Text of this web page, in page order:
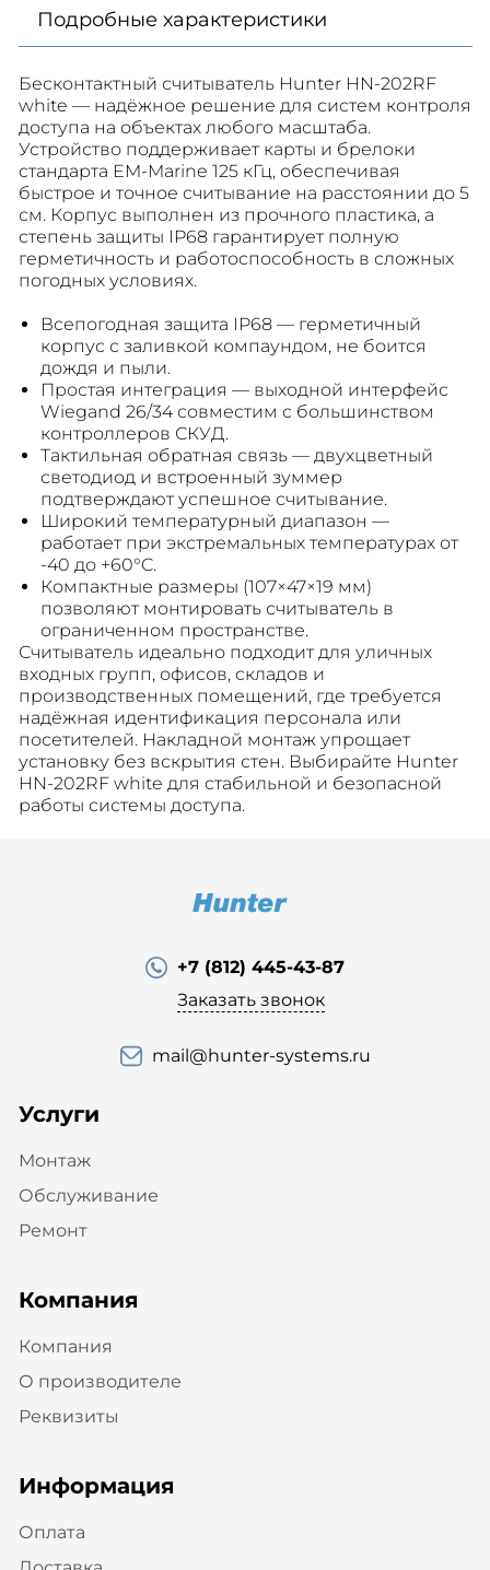
Подробные характеристики
Бесконтактный считыватель Hunter HN-202RF
white — надёжное решение для систем контроля
доступа на объектах любого масштаба.
Устройство поддерживает карты и брелоки
стандарта EM-Marine 125 кГц, обеспечивая
быстрое и точное считывание на расстоянии до 5
см. Корпус выполнен из прочного пластика, а
степень защиты IP68 гарантирует полную
герметичность и работоспособность в сложных
погодных условиях.
Всепогодная защита IP68 — герметичный
корпус с заливкой компаундом, не боится
дождя и пыли.
Простая интеграция — выходной интерфейс
Wiegand 26/34 совместим с большинством
контроллеров СКУД.
Тактильная обратная связь — двухцветный
светодиод и встроенный зуммер
подтверждают успешное считывание.
Широкий температурный диапазон —
работает при экстремальных температурах от
-40 до +60°C.
Компактные размеры (107×47×19 мм)
позволяют монтировать считыватель в
ограниченном пространстве.
Считыватель идеально подходит для уличных
входных групп, офисов, складов и
производственных помещений, где требуется
надёжная идентификация персонала или
посетителей. Накладной монтаж упрощает
установку без вскрытия стен. Выбирайте Hunter
HN-202RF white для стабильной и безопасной
работы системы доступа.
+7 (812) 445-43-87
Заказать звонок
mail@hunter-systems.ru
Услуги
Монтаж
Обслуживание
Ремонт
Компания
Компания
О производителе
Реквизиты
Информация
Оплата